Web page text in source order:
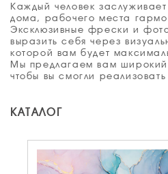
Каждый человек
дома, рабочего места
Эксклюзивные фрески и
выразить себя через
которой вам будет
Мы предлагаем вам
чтобы вы смогли
КАТАЛОГ